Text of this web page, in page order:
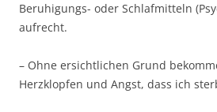
Beruhigungs- oder Schlafmitteln
aufrecht.
– Ohne ersichtlichen Grund
Herzklopfen und Angst, dass ich